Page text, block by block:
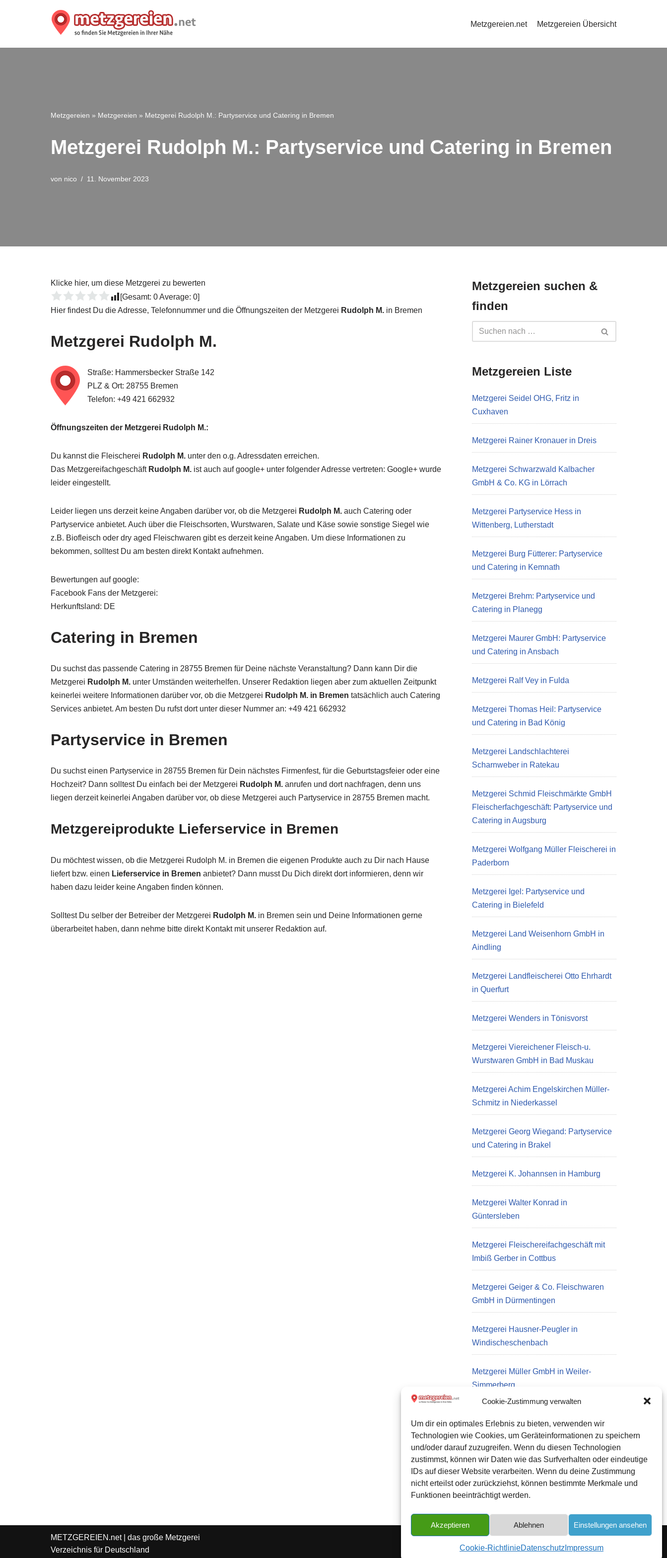
Cookie-Zustimmung verwalten
Um dir ein optimales Erlebnis zu bieten, verwenden wir
Technologien wie Cookies, um Geräteinformationen zu speichern
und/oder darauf zuzugreifen. Wenn du diesen Technologien
zustimmst, können wir Daten wie das Surfverhalten oder eindeutige
IDs auf dieser Website verarbeiten. Wenn du deine Zustimmung
nicht erteilst oder zurückziehst, können bestimmte Merkmale und
Funktionen beeinträchtigt werden.
Akzeptieren Ablehnen Einstellungen ansehen
Cookie-RichtlinieDatenschutz Impressum
Metzgereien.net Metzgereien Übersicht
Metzgereien » Metzgereien » Metzgerei Rudolph M.: Partyservice und Catering in Bremen
Metzgerei Rudolph M.: Partyservice und Catering in Bremen
von nico 11. November 2023
Klicke hier, um diese Metzgerei zu bewerten
[Gesamt: 0Average: 0]
Hier findest Du die Adresse, Telefonnummer und die Öffnungszeiten der Metzgerei Rudolph M. in Bremen
Metzgerei Rudolph M.
Straße: Hammersbecker Straße 142
PLZ & Ort: 28755 Bremen
Telefon: +49 421 662932
Öffnungszeiten der Metzgerei Rudolph M.:
Du kannst die Fleischerei Rudolph M. unter den o.g. Adressdaten erreichen.
Das Metzgereifachgeschäft Rudolph M. ist auch auf google+ unter folgender Adresse vertreten: Google+ wurde
leider eingestellt.
Leider liegen uns derzeit keine Angaben darüber vor, ob die Metzgerei Rudolph M. auch Catering oder
Partyservice anbietet. Auch über die Fleischsorten, Wurstwaren, Salate und Käse sowie sonstige Siegel wie
z.B. Biofleisch oder dry aged Fleischwaren gibt es derzeit keine Angaben. Um diese Informationen zu
bekommen, solltest Du am besten direkt Kontakt aufnehmen.
Bewertungen auf google:
Facebook Fans der Metzgerei:
Herkunftsland: DE
Catering in Bremen
Du suchst das passende Catering in 28755 Bremen für Deine nächste Veranstaltung? Dann kann Dir die
Metzgerei Rudolph M. unter Umständen weiterhelfen. Unserer Redaktion liegen aber zum aktuellen Zeitpunkt
keinerlei weitere Informationen darüber vor, ob die Metzgerei Rudolph M. in Bremen tatsächlich auch Catering
Services anbietet. Am besten Du rufst dort unter dieser Nummer an: +49 421 662932
Partyservice in Bremen
Du suchst einen Partyservice in 28755 Bremen für Dein nächstes Firmenfest, für die Geburtstagsfeier oder eine
Hochzeit? Dann solltest Du einfach bei der Metzgerei Rudolph M. anrufen und dort nachfragen, denn uns
liegen derzeit keinerlei Angaben darüber vor, ob diese Metzgerei auch Partyservice in 28755 Bremen macht.
Metzgereiprodukte Lieferservice in Bremen
Du möchtest wissen, ob die Metzgerei Rudolph M. in Bremen die eigenen Produkte auch zu Dir nach Hause
liefert bzw. einen Lieferservice in Bremen anbietet? Dann musst Du Dich direkt dort informieren, denn wir
haben dazu leider keine Angaben finden können.
Solltest Du selber der Betreiber der Metzgerei Rudolph M. in Bremen sein und Deine Informationen gerne
überarbeitet haben, dann nehme bitte direkt Kontakt mit unserer Redaktion auf.
Metzgereien suchen &
finden
Metzgereien Liste
Metzgerei Seidel OHG, Fritz in
Cuxhaven
Metzgerei Rainer Kronauer in Dreis
Metzgerei Schwarzwald Kalbacher
GmbH & Co. KG in Lörrach
Metzgerei Partyservice Hess in
Wittenberg, Lutherstadt
Metzgerei Burg Fütterer: Partyservice
und Catering in Kemnath
Metzgerei Brehm: Partyservice und
Catering in Planegg
Metzgerei Maurer GmbH: Partyservice
und Catering in Ansbach
Metzgerei Ralf Vey in Fulda
Metzgerei Thomas Heil: Partyservice
und Catering in Bad König
Metzgerei Landschlachterei
Scharnweber in Ratekau
Metzgerei Schmid Fleischmärkte GmbH
Fleischerfachgeschäft: Partyservice und
Catering in Augsburg
Metzgerei Wolfgang Müller Fleischerei in
Paderborn
Metzgerei Igel: Partyservice und
Catering in Bielefeld
Metzgerei Land Weisenhorn GmbH in
Aindling
Metzgerei Landfleischerei Otto Ehrhardt
in Querfurt
Metzgerei Wenders in Tönisvorst
Metzgerei Viereichener Fleisch-u.
Wurstwaren GmbH in Bad Muskau
Metzgerei Achim Engelskirchen Müller-
Schmitz in Niederkassel
Metzgerei Georg Wiegand: Partyservice
und Catering in Brakel
Metzgerei K. Johannsen in Hamburg
Metzgerei Walter Konrad in
Güntersleben
Metzgerei Fleischereifachgeschäft mit
Imbiß Gerber in Cottbus
Metzgerei Geiger & Co. Fleischwaren
GmbH in Dürmentingen
Metzgerei Hausner-Peugler in
Windischeschenbach
Metzgerei Müller GmbH in Weiler-
Simmerberg
Datenschutz
Kontakt zu uns
Impressum
Cookie-Richtlinie (EU)
METZGEREIEN.net| das große Metzgerei
Verzeichnis für Deutschland